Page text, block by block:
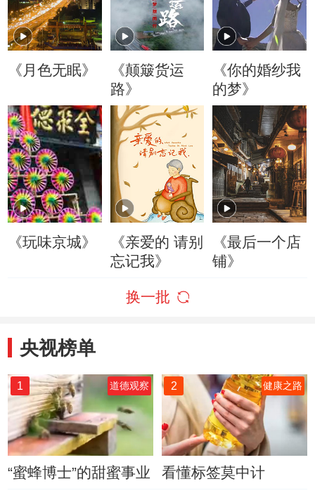
《月色无眠》
《颠簸货运
路》
《你的婚纱我
的梦》
《玩味京城》
《亲爱的 请别
忘记我》
《最后一个店
铺》
换一批
央视榜单
1 道德观察
“蜜蜂博士”的甜蜜事业
2 健康之路
看懂标签莫中计